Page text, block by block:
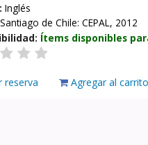
Inglés
Santiago de Chile: CEPAL, 2012
Ítems disponibles
reserva Agregar al carrito